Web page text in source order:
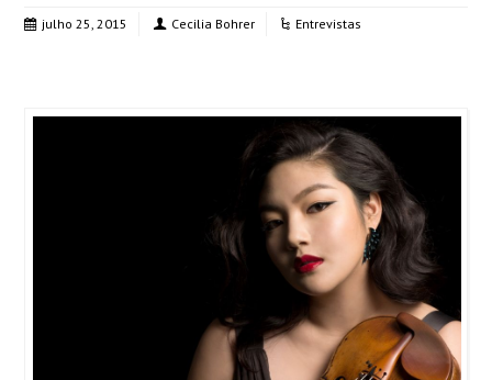
julho 25, 2015 Cecilia Bohrer Entrevistas